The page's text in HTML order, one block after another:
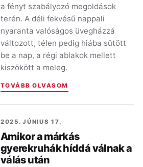
a fényt szabályozó megoldások
terén. A déli fekvésű nappali
nyaranta valóságos üvegházzá
változott, télen pedig hiába sütött
be a nap, a régi ablakok mellett
kiszökött a meleg.
TOVÁBB OLVASOM
2025. JÚNIUS 17.
Amikor a márkás
gyerekruhák híddá válnak a
válás után